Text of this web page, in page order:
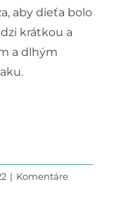
aby dieťa bolo
krátkou a
a dlhým
| Komentáre